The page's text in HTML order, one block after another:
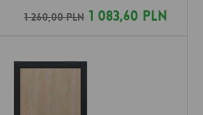
1 260,00 PLN1 083,60 PLN